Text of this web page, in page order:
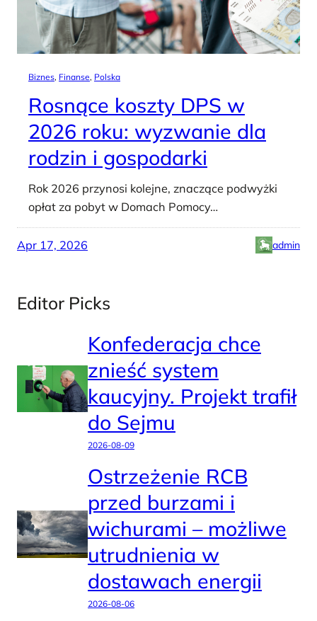
Biznes, Finanse, Polska
Rosnące koszty DPS w
2026 roku: wyzwanie dla
rodzin i gospodarki
Rok 2026 przynosi kolejne, znaczące podwyżki
opłat za pobyt w Domach Pomocy…
Apr 17, 2026 admin
Editor Picks
Konfederacja chce
znieść system
kaucyjny. Projekt trafił
do Sejmu
2026-08-09
Ostrzeżenie RCB
przed burzami i
wichurami – możliwe
utrudnienia w
dostawach energii
2026-08-06